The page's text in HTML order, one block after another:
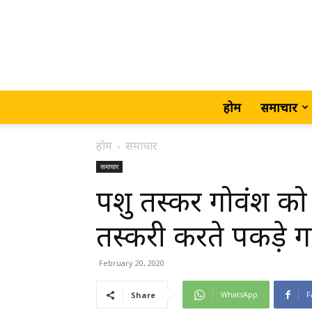
होम समाचार
होम समाचार
समाचार
पशु तस्कर गोवंश
तस्करी करते पकड़े
February 20, 2020
Share WhatsApp